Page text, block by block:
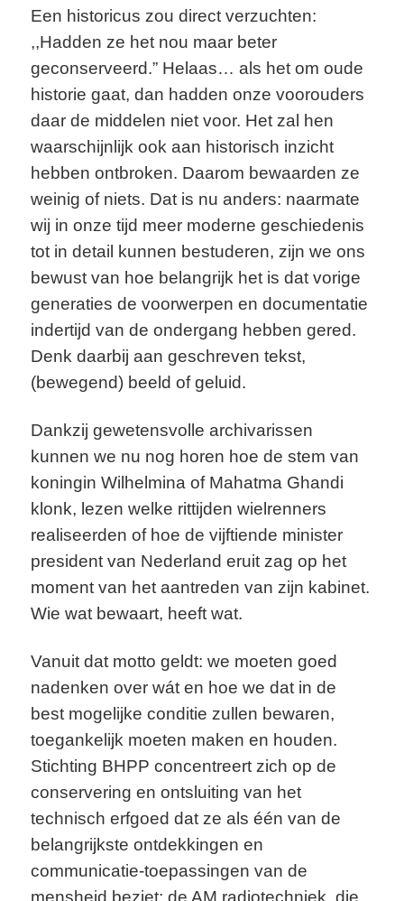
Een historicus zou direct verzuchten:
,,Hadden ze het nou maar beter
geconserveerd.” Helaas… als het om oude
historie gaat, dan hadden onze voorouders
daar de middelen niet voor. Het zal hen
waarschijnlijk ook aan historisch inzicht
hebben ontbroken. Daarom bewaarden ze
weinig of niets. Dat is nu anders: naarmate
wij in onze tijd meer moderne geschiedenis
tot in detail kunnen bestuderen, zijn we ons
bewust van hoe belangrijk het is dat vorige
generaties de voorwerpen en documentatie
indertijd van de ondergang hebben gered.
Denk daarbij aan geschreven tekst,
(bewegend) beeld of geluid.
Dankzij gewetensvolle archivarissen
kunnen we nu nog horen hoe de stem van
koningin Wilhelmina of Mahatma Ghandi
klonk, lezen welke rittijden wielrenners
realiseerden of hoe de vijftiende minister
president van Nederland eruit zag op het
moment van het aantreden van zijn kabinet.
Wie wat bewaart, heeft wat.
Vanuit dat motto geldt: we moeten goed
nadenken over wát en hoe we dat in de
best mogelijke conditie zullen bewaren,
toegankelijk moeten maken en houden.
Stichting BHPP concentreert zich op de
conservering en ontsluiting van het
technisch erfgoed dat ze als één van de
belangrijkste ontdekkingen en
communicatie-toepassingen van de
mensheid beziet: de AM radiotechniek, die